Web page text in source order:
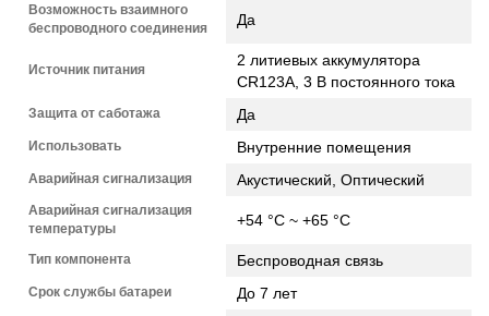
Возможность взаимного
беспроводного соединения
Да
Источник питания
2 литиевых аккумулятора
CR123A, 3 В постоянного тока
Защита от саботажа Да
Использовать Внутренние помещения
Аварийная сигнализация Акустический, Оптический
Аварийная сигнализация
температуры
+54 °С ~ +65 °С
Тип компонента Беспроводная связь
Срок службы батареи До 7 лет